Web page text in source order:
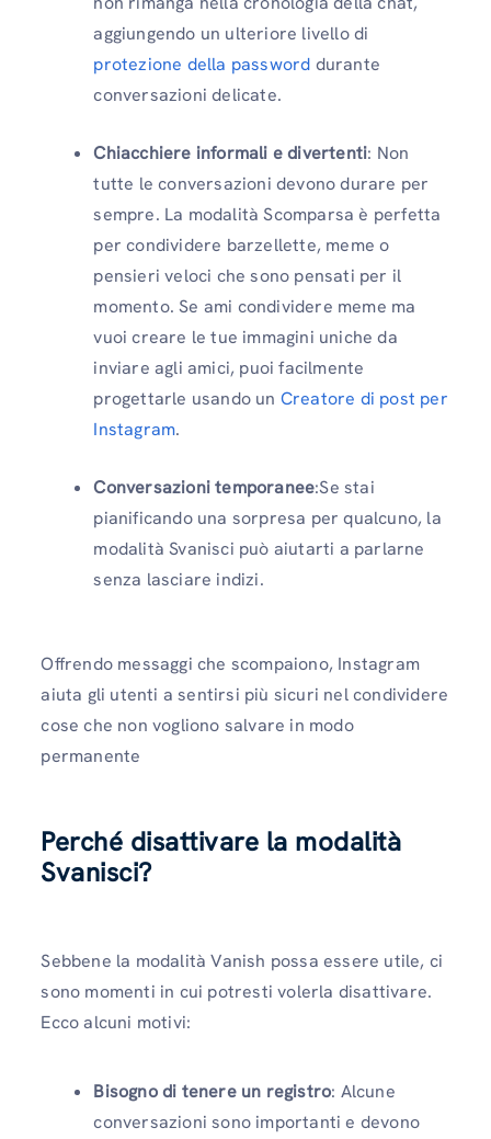
aggiungendo un ulteriore livello di
protezione della password durante
conversazioni delicate.
Chiacchiere informali e divertenti: Non
tutte le conversazioni devono durare per
sempre. La modalità Scomparsa è perfetta
per condividere barzellette, meme o
pensieri veloci che sono pensati per il
momento. Se ami condividere meme ma
vuoi creare le tue immagini uniche da
inviare agli amici, puoi facilmente
progettarle usando un Creatore di post per
Instagram.
Conversazioni temporanee:Se stai
pianificando una sorpresa per qualcuno, la
modalità Svanisci può aiutarti a parlarne
senza lasciare indizi.
Offrendo messaggi che scompaiono, Instagram
aiuta gli utenti a sentirsi più sicuri nel condividere
cose che non vogliono salvare in modo
permanente
Perché disattivare la modalità
Svanisci?
Sebbene la modalità Vanish possa essere utile, ci
sono momenti in cui potresti volerla disattivare.
Ecco alcuni motivi:
Bisogno di tenere un registro: Alcune
conversazioni sono importanti e devono